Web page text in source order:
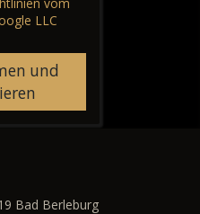
LLC
und
Bad Berleburg